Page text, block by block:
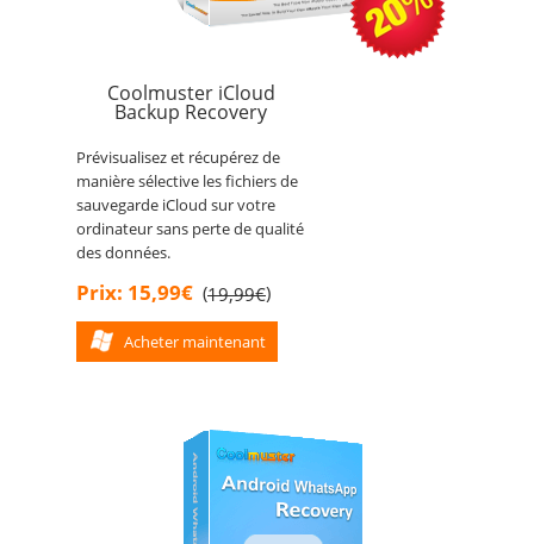
Coolmuster iCloud
Backup Recovery
Prévisualisez et récupérez de
manière sélective les fichiers de
sauvegarde iCloud sur votre
ordinateur sans perte de qualité
des données.
Prix: 15,99€ (19,99€)
Acheter maintenant